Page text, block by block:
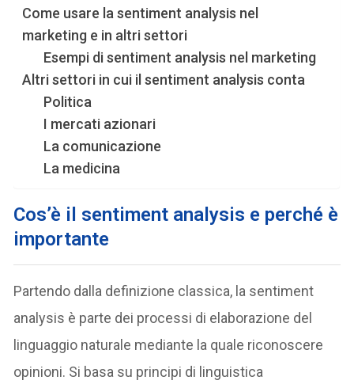
Come usare la sentiment analysis nel
marketing e in altri settori
Esempi di sentiment analysis nel marketing
Altri settori in cui il sentiment analysis conta
Politica
I mercati azionari
La comunicazione
La medicina
Cos’è il sentiment analysis e perché è
importante
Partendo dalla definizione classica, la sentiment
analysis è parte dei processi di elaborazione del
linguaggio naturale mediante la quale riconoscere
opinioni. Si basa su principi di linguistica